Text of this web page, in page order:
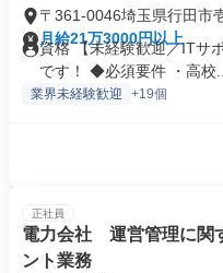
〒361-0046埼玉県行田市
月給21万3000円以上
資格 【未経験歓迎／ITサ
です！ ◆必須要件 ・高校...
業界未経験歓迎 +19個
正社員
電力会社 運営管理に関
ント業務